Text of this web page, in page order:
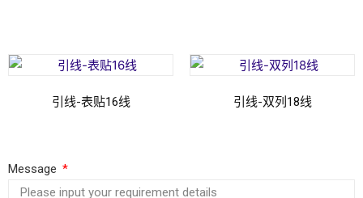
引线-表贴16线 引线-双列18线
Message